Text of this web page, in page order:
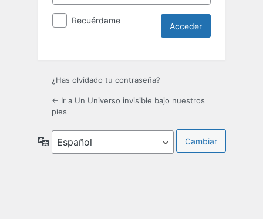
Recuérdame
¿Has olvidado tu contraseña?
← Ir a Un Universo invisible bajo nuestros
pies
Idioma